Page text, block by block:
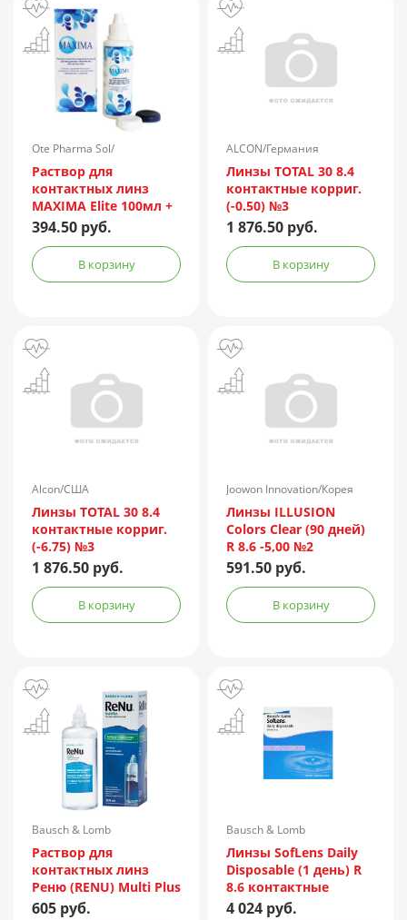
Ote Pharma Sol/
Нидерланды
Раствор для
контактных линз
MAXIMA Elite 100мл +
контейнер
394.50 руб.
В корзину
ALCON/Германия
Линзы TOTAL 30 8.4
контактные корриг.
(-0.50) №3
1 876.50 руб.
В корзину
Alcon/США
Линзы TOTAL 30 8.4
контактные корриг.
(-6.75) №3
1 876.50 руб.
В корзину
Joowon Innovation/Корея
Линзы ILLUSION
Colors Clear (90 дней)
R 8.6 -5,00 №2
591.50 руб.
В корзину
Bausch & Lomb
Incorporated/Италия
Раствор для
контактных линз
Реню (RENU) Multi Plus
360мл + контейнер
605 руб.
Bausch & Lomb
Линзы SofLens Daily
Disposable (1 день) R
8.6 контактные
мягкие корриг. -1,50
4 024 руб.